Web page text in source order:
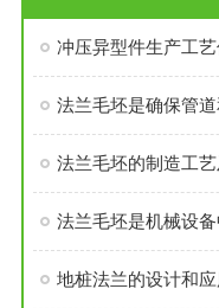
冲压异型件生产工
法兰毛坯是确保管
法兰毛坯的制造工艺
法兰毛坯是机械设
地桩法兰的设计和应